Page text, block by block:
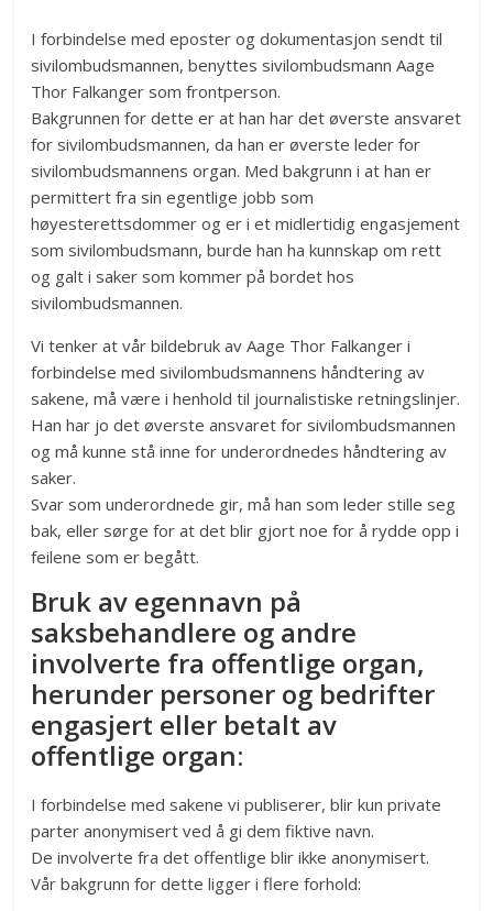
I forbindelse med eposter og dokumentasjon sendt til
sivilombudsmannen, benyttes sivilombudsmann Aage
Thor Falkanger som frontperson.
Bakgrunnen for dette er at han har det øverste ansvaret
for sivilombudsmannen, da han er øverste leder for
sivilombudsmannens organ. Med bakgrunn i at han er
permittert fra sin egentlige jobb som
høyesterettsdommer og er i et midlertidig engasjement
som sivilombudsmann, burde han ha kunnskap om rett
og galt i saker som kommer på bordet hos
sivilombudsmannen.
Vi tenker at vår bildebruk av Aage Thor Falkanger i
forbindelse med sivilombudsmannens håndtering av
sakene, må være i henhold til journalistiske retningslinjer.
Han har jo det øverste ansvaret for sivilombudsmannen
og må kunne stå inne for underordnedes håndtering av
saker.
Svar som underordnede gir, må han som leder stille seg
bak, eller sørge for at det blir gjort noe for å rydde opp i
feilene som er begått.
Bruk av egennavn på
saksbehandlere og andre
involverte fra offentlige organ,
herunder personer og bedrifter
engasjert eller betalt av
offentlige organ:
I forbindelse med sakene vi publiserer, blir kun private
parter anonymisert ved å gi dem fiktive navn.
De involverte fra det offentlige blir ikke anonymisert.
Vår bakgrunn for dette ligger i flere forhold: